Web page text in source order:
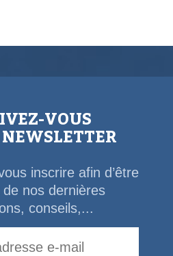
VOUS
inscrire afin d’être
nos dernières
conseils,...